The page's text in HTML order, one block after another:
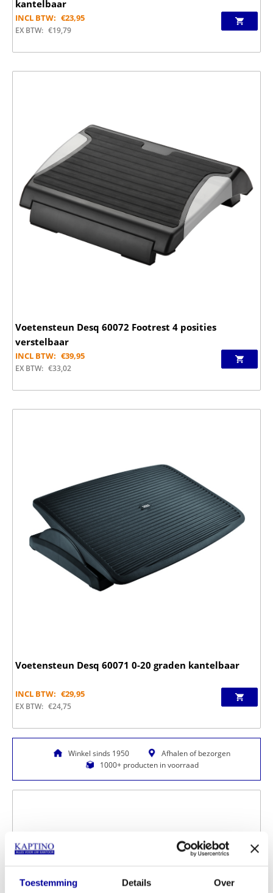
Toestemming Details Over
kantelbaar
INCL BTW: €23,95
EX BTW: €19,79
Voetensteun Desq 60072 Footrest 4 posities
verstelbaar
INCL BTW: €39,95
EX BTW: €33,02
Voetensteun Desq 60071 0-20 graden kantelbaar
INCL BTW: €29,95
EX BTW: €24,75
Winkel sinds 1950
Afhalen of bezorgen
1000+ producten in voorraad